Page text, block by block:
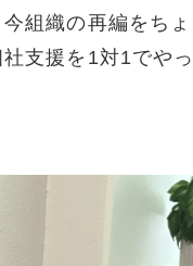
組織の再編をち
支援を 1対1でや